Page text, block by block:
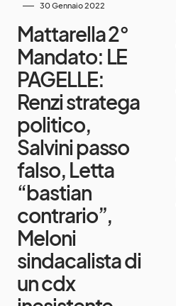
30 Gennaio 2022
Mattarella 2°
Mandato: LE
PAGELLE:
Renzi stratega
politico,
Salvini passo
falso, Letta
“bastian
contrario”,
Meloni
sindacalista di
un cdx